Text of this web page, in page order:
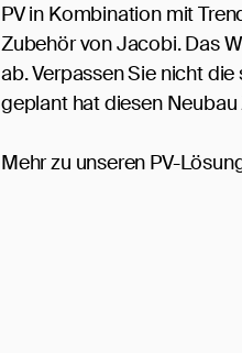
PV in Kombination mit
Zubehör von Jacobi. Das
ab. Verpassen Sie nicht
geplant hat diesen
Mehr zu unseren PV-